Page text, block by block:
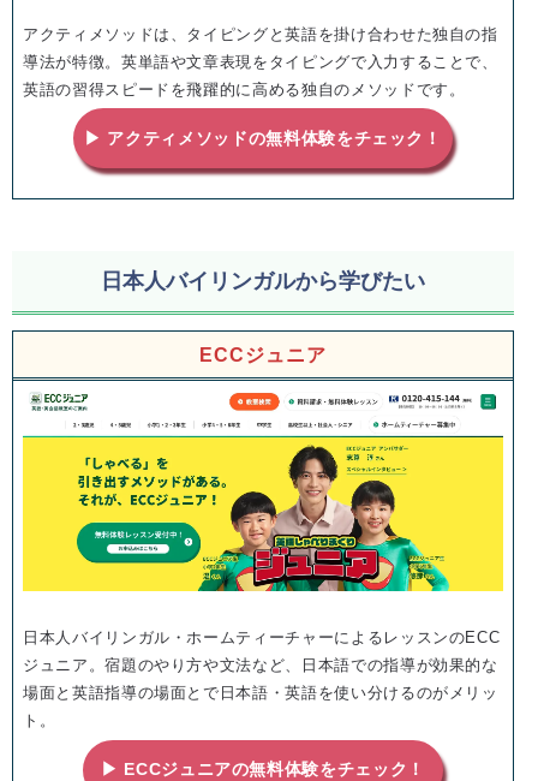
アクティメソッドは、タイピングと英語を掛け合わせた独自の指
導法が特徴。英単語や文章表現をタイピングで入力することで、
英語の習得スピードを飛躍的に高める独自のメソッドです。
▶ アクティメソッドの無料体験をチェック！
日本人バイリンガルから学びたい
ECCジュニア
日本人バイリンガル・ホームティーチャーによるレッスンのECC
ジュニア。宿題のやり方や文法など、日本語での指導が効果的な
場面と英語指導の場面とで日本語・英語を使い分けるのがメリッ
ト。
▶ ECCジュニアの無料体験をチェック！